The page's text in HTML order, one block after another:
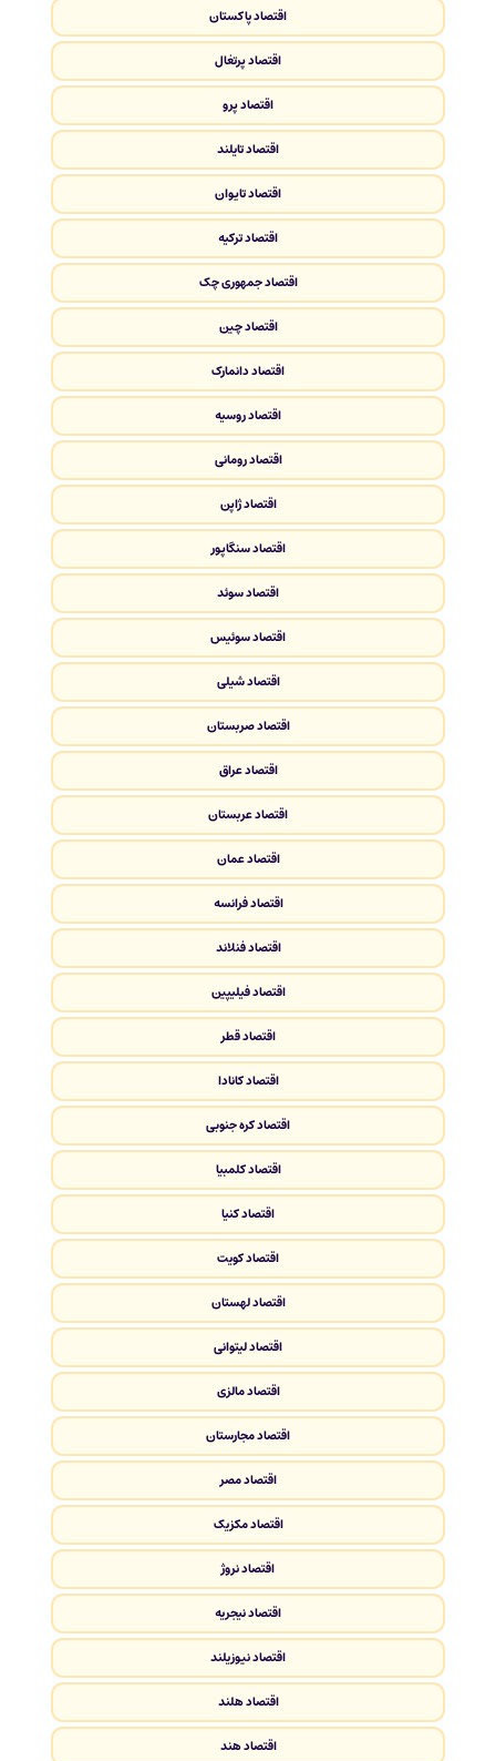
اقتصاد پاکستان
اقتصاد پرتغال
اقتصاد پرو
اقتصاد تایلند
اقتصاد تایوان
اقتصاد ترکیه
اقتصاد جمهوری چک
اقتصاد چین
اقتصاد دانمارک
اقتصاد روسیه
اقتصاد رومانی
اقتصاد ژاپن
اقتصاد سنگاپور
اقتصاد سوئد
اقتصاد سوئیس
اقتصاد شیلی
اقتصاد صربستان
اقتصاد عراق
اقتصاد عربستان
اقتصاد عمان
اقتصاد فرانسه
اقتصاد فنلاند
اقتصاد فیلیپین
اقتصاد قطر
اقتصاد کانادا
اقتصاد کره جنوبی
اقتصاد کلمبیا
اقتصاد کنیا
اقتصاد کویت
اقتصاد لهستان
اقتصاد لیتوانی
اقتصاد مالزی
اقتصاد مجارستان
اقتصاد مصر
اقتصاد مکزیک
اقتصاد نروژ
اقتصاد نیجریه
اقتصاد نیوزیلند
اقتصاد هلند
اقتصاد هند